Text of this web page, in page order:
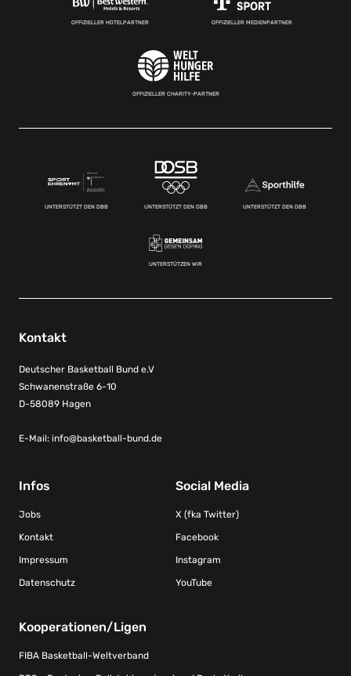
OFFIZIELLER HOTELPARTNER OFFIZIELLER MEDIENPARTNER
OFFIZIELLER CHARITY-PARTNER
UNTERSTÜTZT DEN DBB UNTERSTÜTZT DEN DBB UNTERSTÜTZT DEN DBB
UNTERSTÜTZEN WIR
Kontakt
Deutscher Basketball Bund e.V
Schwanenstraße 6-10
D-58089 Hagen
E-Mail: info@basketball-bund.de
Infos
Jobs
Kontakt
Impressum
Datenschutz
Social Media
X (fka Twitter)
Facebook
Instagram
YouTube
Kooperationen/Ligen
FIBA Basketball-Weltverband